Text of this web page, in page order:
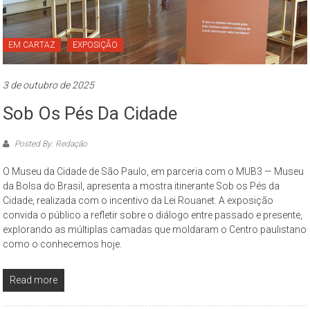
EM CARTAZ EXPOSIÇÃO
3 de outubro de 2025
Sob Os Pés Da Cidade
Posted By: Redação
O Museu da Cidade de São Paulo, em parceria com o MUB3 — Museu
da Bolsa do Brasil, apresenta a mostra itinerante Sob os Pés da
Cidade, realizada com o incentivo da Lei Rouanet. A exposição
convida o público a refletir sobre o diálogo entre passado e presente,
explorando as múltiplas camadas que moldaram o Centro paulistano
como o conhecemos hoje.
Read more